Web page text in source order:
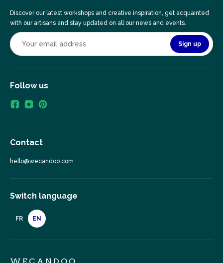
Discover our latest workshops and creative inspiration, get acquainted
with our artisans and stay updated on all our news and events.
Sign up
Follow us
Contact
hello@wecandoo.com
Switch language
FR EN